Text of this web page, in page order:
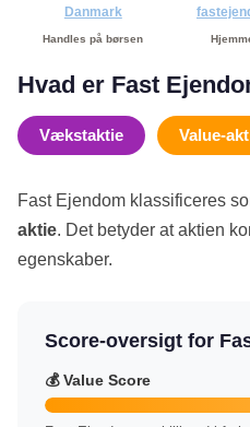
Danmark
Handles på børsen
Hvad er Fast
Vækstaktie Value-
Fast Ejendom klassificeres
aktie. Det betyder at aktien
egenskaber.
Score-oversigt for
💰 Value Score